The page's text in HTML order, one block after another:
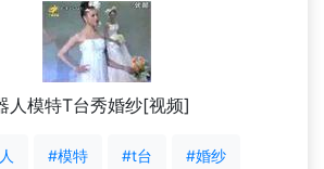
人模特T台秀婚纱[视频]
#模特 #t台 #婚纱